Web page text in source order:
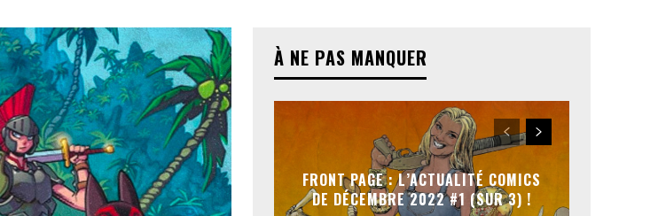
À NE PAS MANQUER
FRONT PAGE : L’ACTUALITÉ COMICS
DE DÉCEMBRE 2022 #1 (SUR 3) !